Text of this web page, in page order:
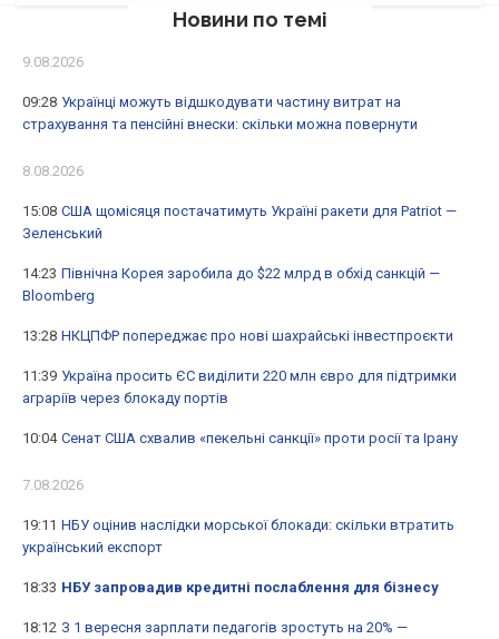
Новини по темі
9.08.2026
09:28 Українці можуть відшкодувати частину витрат на
страхування та пенсійні внески: скільки можна повернути
8.08.2026
15:08 США щомісяця постачатимуть Україні ракети для Patriot —
Зеленський
14:23 Північна Корея заробила до $22 млрд в обхід санкцій —
Bloomberg
13:28 НКЦПФР попереджає про нові шахрайські інвестпроєкти
11:39 Україна просить ЄС виділити 220 млн євро для підтримки
аграріїв через блокаду портів
10:04 Сенат США схвалив «пекельні санкції» проти росії та Ірану
7.08.2026
19:11 НБУ оцінив наслідки морської блокади: скільки втратить
український експорт
18:33 НБУ запровадив кредитні послаблення для бізнесу
18:12 З 1 вересня зарплати педагогів зростуть на 20% —